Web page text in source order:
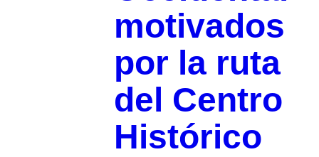
motivados
por la ruta
del Centro
Histórico